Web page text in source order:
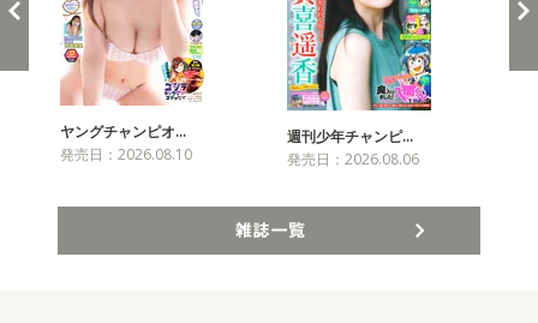
ヤングチャンピオ…
発売日：2026.08.10
週刊少年チャンピ…
発売日：2026.08.06